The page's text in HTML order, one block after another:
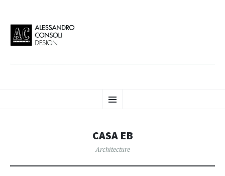
AC DESIGN | ALESSANDRO
Art direction. Iseo Lake. ITALY
Menu
AL
CASA EB
Architecture